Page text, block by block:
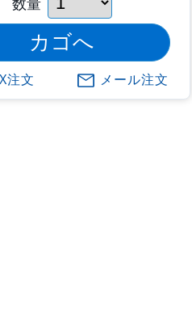
注文 メール注文